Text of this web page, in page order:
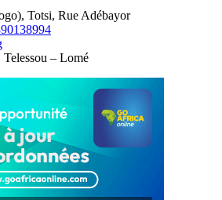
Totsi, Rue Adébayor
– Lomé